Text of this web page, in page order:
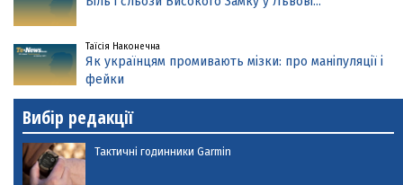
Таїсія Наконечна
Як українцям промивають мізки: про маніпуляції і
фейки
Вибір редакції
Тактичні годинники Garmin